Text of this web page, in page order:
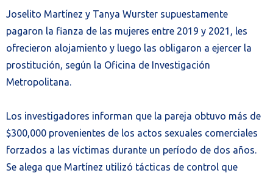
Joselito Martínez y Tanya Wurster supuestamente
pagaron la fianza de las mujeres entre 2019 y 2021, les
ofrecieron alojamiento y luego las obligaron a ejercer la
prostitución, según la Oficina de Investigación
Metropolitana.
Los investigadores informan que la pareja obtuvo más de
$300,000 provenientes de los actos sexuales comerciales
forzados a las víctimas durante un período de dos años.
Se alega que Martínez utilizó tácticas de control que